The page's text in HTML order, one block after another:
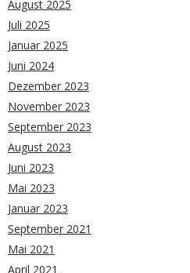
August 2025
Juli 2025
Januar 2025
Juni 2024
Dezember 2023
November 2023
September 2023
August 2023
Juni 2023
Mai 2023
Januar 2023
September 2021
Mai 2021
April 2021